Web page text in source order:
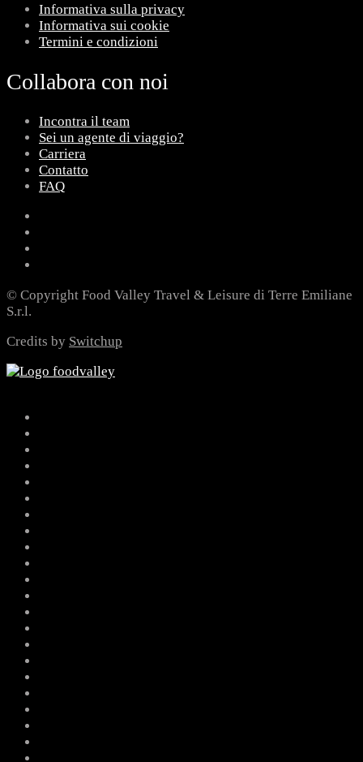
Informativa sulla privacy
Informativa sui cookie
Termini e condizioni
Collabora con noi
Incontra il team
Sei un agente di viaggio?
Carriera
Contatto
FAQ
© Copyright Food Valley Travel & Leisure di Terre Emiliane
S.r.l.
Credits by Switchup